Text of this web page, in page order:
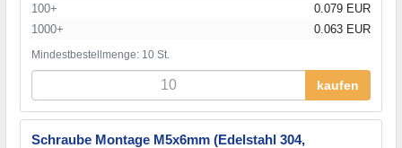
100+
0.079 EUR
1000+
0.063 EUR
Mindestbestellmenge: 10 St.
kaufen
Schraube Montage M5x6mm (Edelstahl 304,